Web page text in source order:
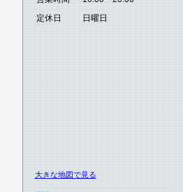
定休日
日曜日
大きな地図で見る